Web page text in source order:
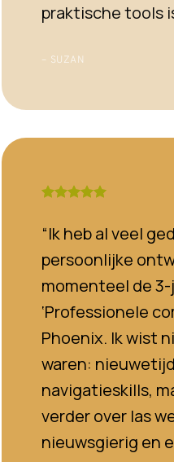
praktische tools
– SUZAN
“Ik heb al veel
persoonlijke
momenteel de
‘Professionele
Phoenix. Ik wist
waren:
navigatieskills,
verder over las
nieuwsgierig en